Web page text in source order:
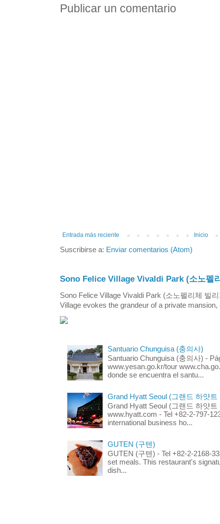
Publicar un comentario
Entrada más reciente Inicio
Suscribirse a: Enviar comentarios (Atom)
Sono Felice Village Vivaldi Park (소노펠
Sono Felice Village Vivaldi Park (소노펠리체 빌
Village evokes the grandeur of a private
Santuario Chunguisa (충의사)
Santuario Chunguisa (충의사) -
www.yesan.go.kr/tour
donde se encuentra el santu...
Grand Hyatt Seoul (그랜드 하얏트
Grand Hyatt Seoul (그랜드 하얏트
www.hyatt.com - Tel +82-2-797-
international business ho...
GUTEN (구텐)
GUTEN (구텐) - Tel +82-2-2168-
set meals. This restaurant's
dish...